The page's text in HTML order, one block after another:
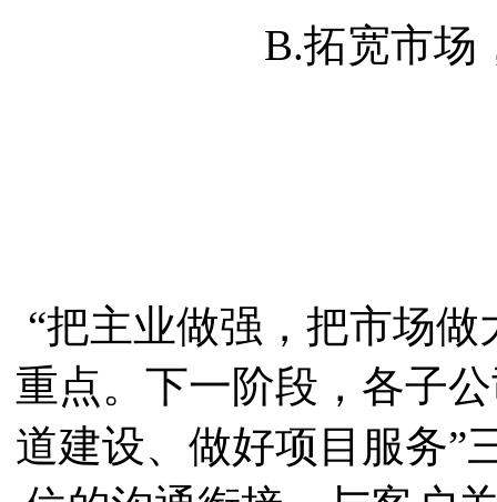
B.拓宽市场
“把主业做强，把市场
重点。下一阶段，各子
道建设、做好项目服务”